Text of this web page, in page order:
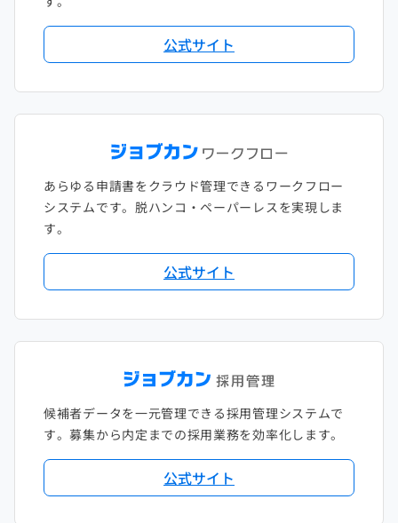
公式サイト
あらゆる申請書をクラウド管理できるワークフロー
システムです。脱ハンコ・ペーパーレスを実現しま
す。
公式サイト
候補者データを一元管理できる採用管理システムで
す。募集から内定までの採用業務を効率化します。
公式サイト